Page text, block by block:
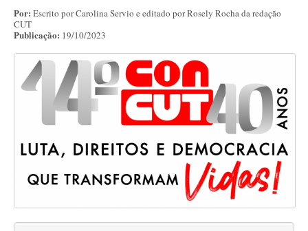
Por: Escrito por Carolina Servio e editado por Rosely Rocha da redação
CUT
Publicação: 19/10/2023